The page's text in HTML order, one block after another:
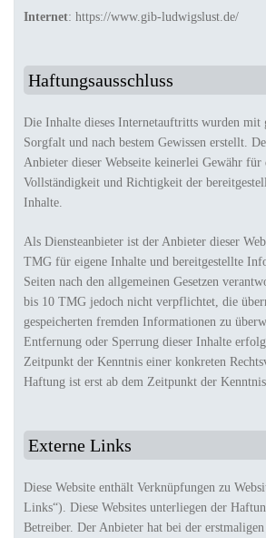
Internet: https://www.gib-ludwigslust.de/
Haftungsausschluss
Die Inhalte dieses Internetauftritts wurden mit
Sorgfalt und nach bestem Gewissen erstellt.
Anbieter dieser Webseite keinerlei Gewähr für
Vollständigkeit und Richtigkeit der
Inhalte.
Als Diensteanbieter ist der Anbieter dieser
TMG für eigene Inhalte und bereitgestellte
Seiten nach den allgemeinen Gesetzen
bis 10 TMG jedoch nicht verpflichtet, die
gespeicherten fremden Informationen zu
Entfernung oder Sperrung dieser Inhalte
Zeitpunkt der Kenntnis einer konkreten
Haftung ist erst ab dem Zeitpunkt der
Externe Links
Diese Website enthält Verknüpfungen zu
Links“). Diese Websites unterliegen der
Betreiber. Der Anbieter hat bei der